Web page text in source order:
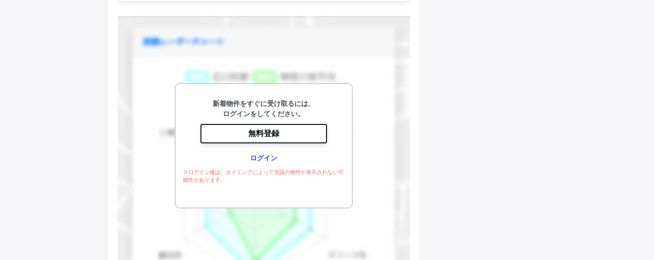
新着物件をすぐに受け取るには、
ログインをしてください。
無料登録
ログイン
※ログイン後は、タイミングによって当該の物件が表示されない可
能性があります。